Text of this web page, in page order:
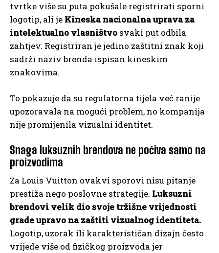
tvrtke više su puta pokušale registrirati sporni
logotip, ali je Kineska nacionalna uprava za
intelektualno vlasništvo svaki put odbila
zahtjev. Registriran je jedino zaštitni znak koji
sadrži naziv brenda ispisan kineskim
znakovima.
To pokazuje da su regulatorna tijela već ranije
upozoravala na mogući problem, no kompanija
nije promijenila vizualni identitet.
Snaga luksuznih brendova ne počiva samo na
proizvodima
Za Louis Vuitton ovakvi sporovi nisu pitanje
prestiža nego poslovne strategije. Luksuzni
brendovi velik dio svoje tržišne vrijednosti
grade upravo na zaštiti vizualnog identiteta.
Logotip, uzorak ili karakterističan dizajn često
vrijede više od fizičkog proizvoda jer